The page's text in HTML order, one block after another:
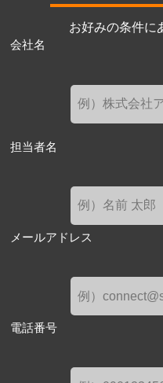
お好みの条件に
会社名
担当者名
メールアドレス
電話番号